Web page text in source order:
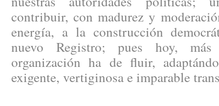
contribuir, con madurez y
energía, a la construcción
nuevo Registro; pues hoy,
organización ha de fluir,
exigente, vertiginosa e imparable